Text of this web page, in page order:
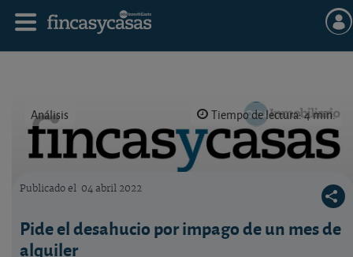
Análisis Tiempo de lectura: 4 min.
Publicado el 04 abril 2022
Pide el desahucio por impago de un mes de
alquiler